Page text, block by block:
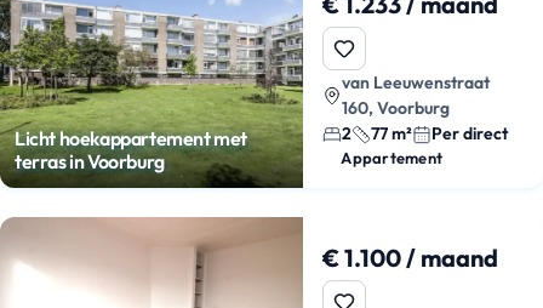
Licht hoekappartement met
terras in Voorburg
van Leeuwenstraat
160, Voorburg
2
77 m² Per direct
Appartement
€ 1.100 / maand